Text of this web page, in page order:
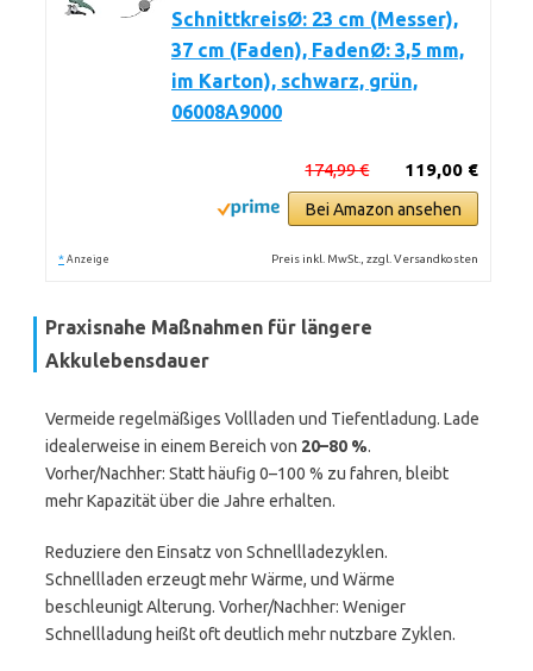
SchnittkreisØ: 23 cm (Messer),
37 cm (Faden), FadenØ: 3,5 mm,
im Karton), schwarz, grün,
06008A9000
119,00 €
174,99 €
Bei Amazon ansehen
* Anzeige Preis inkl. MwSt., zzgl. Versandkosten
Praxisnahe Maßnahmen für längere
Akkulebensdauer
Vermeide regelmäßiges Vollladen und Tiefentladung. Lade
idealerweise in einem Bereich von 20–80 %.
Vorher/Nachher: Statt häufig 0–100 % zu fahren, bleibt
mehr Kapazität über die Jahre erhalten.
Reduziere den Einsatz von Schnellladezyklen.
Schnellladen erzeugt mehr Wärme, und Wärme
beschleunigt Alterung. Vorher/Nachher: Weniger
Schnellladung heißt oft deutlich mehr nutzbare Zyklen.